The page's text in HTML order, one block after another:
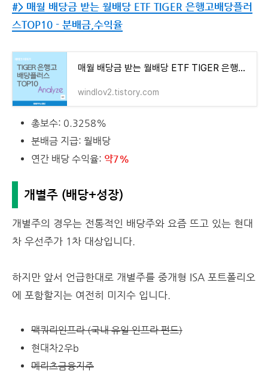
#> 매월 배당금 받는 월배당 ETF TIGER 은행고배당플러
스TOP10 - 분배금,수익율
매월 배당금 받는 월배당 ETF TIGER 은행고배당플러스TOP10 - 분배금,수익율
windlov2.tistory.com
총보수: 0.3258%
분배금 지급: 월배당
연간 배당 수익율: 약7%
개별주 (배당+성장)
개별주의 경우는 전통적인 배당주와 요즘 뜨고 있는 현대
차 우선주가 1차 대상입니다.
하지만 앞서 언급한대로 개별주를 중개형 ISA 포트폴리오
에 포함할지는 여전히 미지수 입니다.
맥쿼리인프라 (국내 유일 인프라 펀드)
현대차2우b
메리츠금융지주